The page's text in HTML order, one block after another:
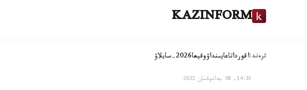
KAZINFORM
ترەند:اقورداتاعايىنداۋوقيعا2026-سايلاۋ
14:35, 08 جەلتوقسان 2022